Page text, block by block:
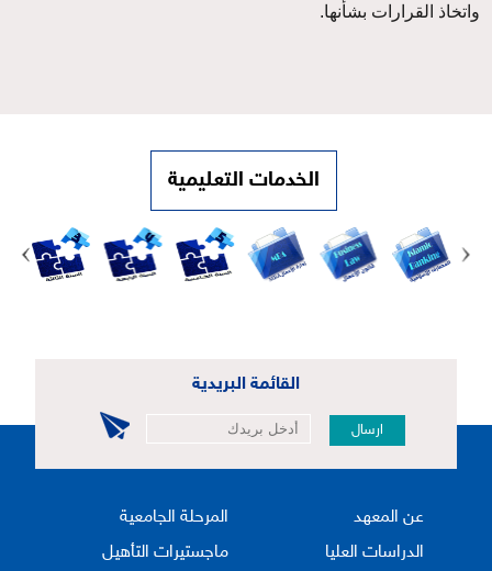
واتخاذ القرارات بشأنها.
الخدمات التعليمية
القائمة البريدية
ارسال
عن المعهد
المرحلة الجامعية
الدراسات العليا
ماجستيرات التأهيل